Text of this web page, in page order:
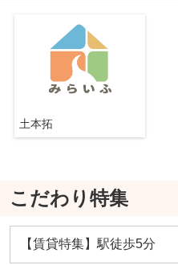
土本拓
こだわり特集
【賃貸特集】駅徒歩5分